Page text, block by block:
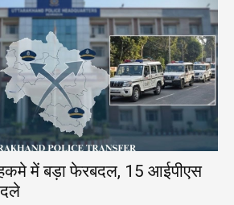
में बड़ा फेरबदल, 15 आईपीएस